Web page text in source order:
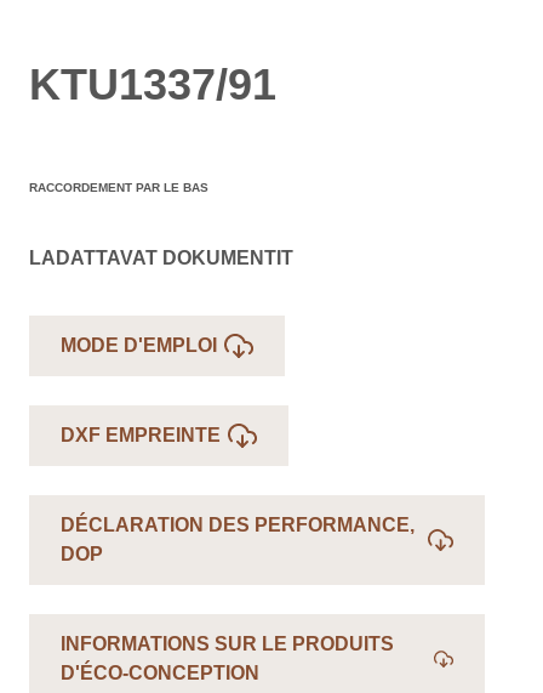
KTU1337/91
RACCORDEMENT PAR LE BAS
LADATTAVAT DOKUMENTIT
MODE D'EMPLOI
DXF EMPREINTE
DÉCLARATION DES PERFORMANCE,
DOP
INFORMATIONS SUR LE PRODUITS
D'ÉCO-CONCEPTION